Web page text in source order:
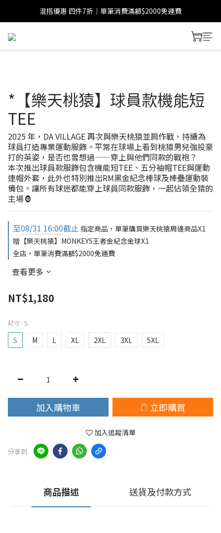
混搭優惠 四件7折｜單筆消費滿額$2000免運費
*【樂天桃猿】球員款機能短
TEE
2025 年，DA VILLAGE 再次與樂天桃猿並肩作戰，持續為
球員打造專業運動服飾。平常在球場上看到桃猿男兒強投豪
打的英姿，是否也曾想過——穿上與他們同款的戰袍？
本次推出球員款服飾包含機能短TEE、五分袖帽TEE與運動
連帽外套，此外也特別推出RM黑金紀念棒球及棒壘運動裝
備包。讓所有球迷都能穿上球員同款服飾，一起佔領全猿的
主場🦍
至08/31 16:00截止 指定商品，單筆購買樂天桃猿周邊商品X1
贈【樂天桃猿】MONKEYS王者金紀念金球X1
全店，單筆消費滿額$2000免運費
查看更多
NT$1,180
尺寸 : S
S M L XL 2XL 3XL 5XL
加入購物車 立即購買
加入追蹤清單
分享到
商品描述 送貨及付款方式